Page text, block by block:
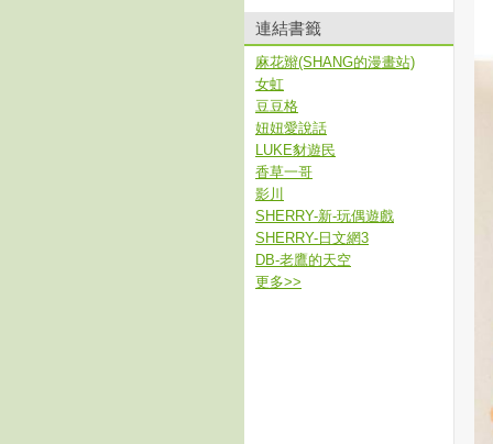
連結書籤
麻花辮(SHANG的漫畫站)
女虹
豆豆格
妞妞愛說話
LUKE豺遊民
香草一哥
影川
SHERRY-新-玩偶遊戲
SHERRY-日文網3
DB-老鷹的天空
更多>>